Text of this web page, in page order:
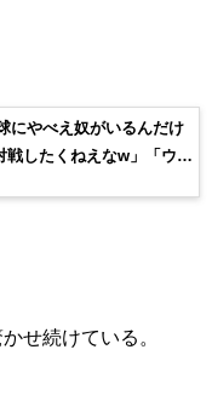
にやべえ奴がいるんだけ
したくねえなw」「ウザ
せ続けている。